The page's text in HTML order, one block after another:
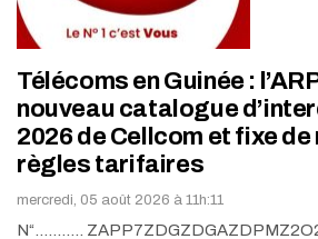
Télécoms en Guinée :
nouveau catalogue
2026 de Cellcom et fixe
règles tarifaires
mercredi, 05 août 2026 à 11h:11
N“...........